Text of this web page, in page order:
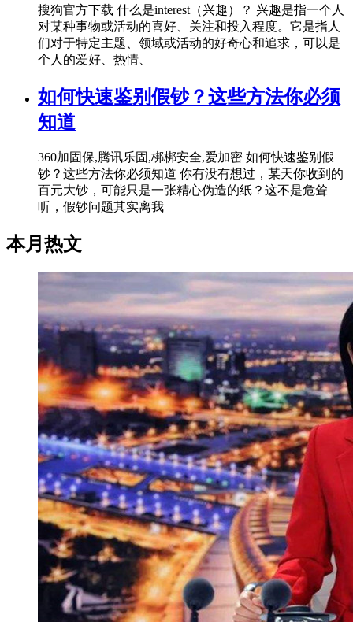
搜狗官方下载 什么是interest（兴趣）？ 兴趣是指一个人
对某种事物或活动的喜好、关注和投入程度。它是指人
们对于特定主题、领域或活动的好奇心和追求，可以是
个人的爱好、热情、
如何快速鉴别假钞？这些方法你必须
知道
360加固保,腾讯乐固,梆梆安全,爱加密 如何快速鉴别假
钞？这些方法你必须知道 你有没有想过，某天你收到的
百元大钞，可能只是一张精心伪造的纸？这不是危耸
听，假钞问题其实离我
本月热文